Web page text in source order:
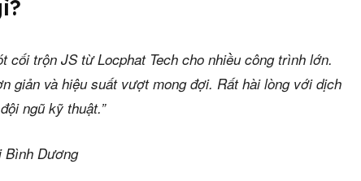
cối trộn JS từ Locphat Tech cho nhiều công trình lớn.
giản và hiệu suất vượt mong đợi. Rất hài lòng với dịch
ngũ kỹ thuật.”
Bình Dương